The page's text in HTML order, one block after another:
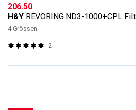
CHF
206.50
H&Y REVORING ND3-1000+CPL
4 Grössen
2